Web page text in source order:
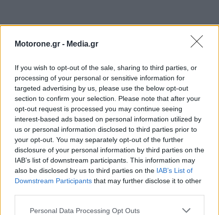
Motorone.gr - Media.gr
If you wish to opt-out of the sale, sharing to third parties, or
processing of your personal or sensitive information for
targeted advertising by us, please use the below opt-out
section to confirm your selection. Please note that after your
opt-out request is processed you may continue seeing
interest-based ads based on personal information utilized by
us or personal information disclosed to third parties prior to
your opt-out. You may separately opt-out of the further
disclosure of your personal information by third parties on the
IAB’s list of downstream participants. This information may
also be disclosed by us to third parties on the IAB’s List of
Downstream Participants that may further disclose it to other
Personal Data Processing Opt Outs
ΕΠΙΚΑΙΡΟΤΗΤΑ
Toyota C-HR: Δέκα χρόνια success-story, με 2,1
εκατομμύρια…
5.8.2026